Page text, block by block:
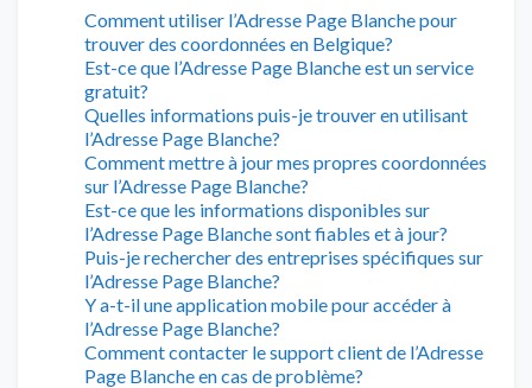
Comment utiliser l’Adresse Page Blanche pour
trouver des coordonnées en Belgique?
Est-ce que l’Adresse Page Blanche est un service
gratuit?
Quelles informations puis-je trouver en utilisant
l’Adresse Page Blanche?
Comment mettre à jour mes propres coordonnées
sur l’Adresse Page Blanche?
Est-ce que les informations disponibles sur
l’Adresse Page Blanche sont fiables et à jour?
Puis-je rechercher des entreprises spécifiques sur
l’Adresse Page Blanche?
Y a-t-il une application mobile pour accéder à
l’Adresse Page Blanche?
Comment contacter le support client de l’Adresse
Page Blanche en cas de problème?